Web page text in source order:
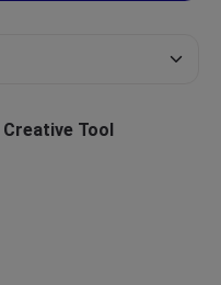
Tool